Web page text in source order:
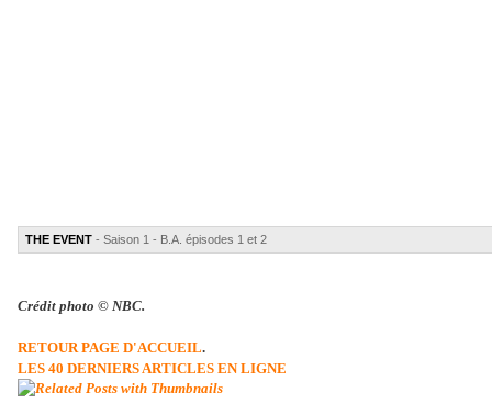
THE EVENT - Saison 1 - B.A. épisodes 1 et 2
Crédit photo © NBC.
RETOUR PAGE D'ACCUEIL.
LES 40 DERNIERS ARTICLES EN LIGNE